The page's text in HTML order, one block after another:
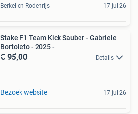
Berkel en Rodenrijs 17 jul 26
Stake F1 Team Kick Sauber - Gabriele
Bortoleto - 2025 -
€ 95,00 Details
Bezoek website 17 jul 26